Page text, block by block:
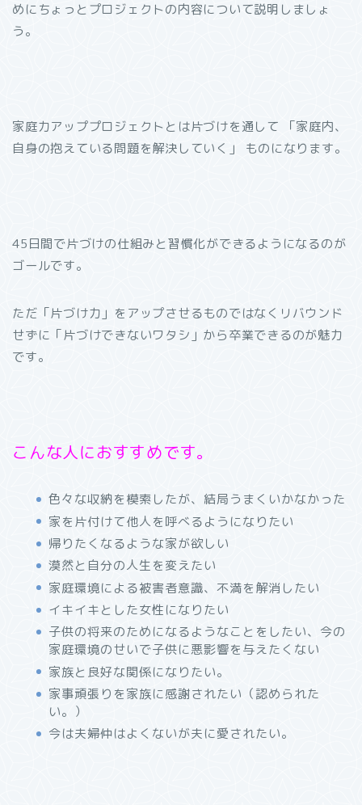
めにちょっとプロジェクトの内容について説明しましょ
う。
家庭力アッププロジェクトとは片づけを通して 「家庭内、
自身の抱えている問題を解決していく」 ものになります。
45日間で片づけの仕組みと習慣化ができるようになるのが
ゴールです。
ただ「片づけ力」をアップさせるものではなくリバウンド
せずに「片づけできないワタシ」から卒業できるのが魅力
です。
こんな人におすすめです。
色々な収納を模索したが、結局うまくいかなかった
家を片付けて他人を呼べるようになりたい
帰りたくなるような家が欲しい
漠然と自分の人生を変えたい
家庭環境による被害者意識、不満を解消したい
イキイキとした女性になりたい
子供の将来のためになるようなことをしたい、今の
家庭環境のせいで子供に悪影響を与えたくない
家族と良好な関係になりたい。
家事頑張りを家族に感謝されたい（認められた
い。）
今は夫婦仲はよくないが夫に愛されたい。